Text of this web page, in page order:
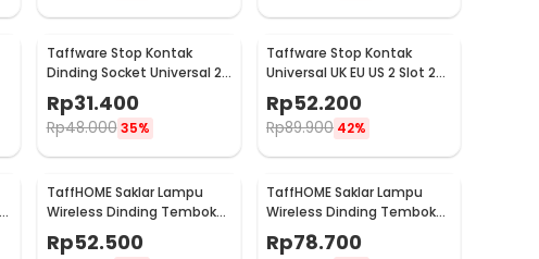
Taffware Stop Kontak
Dinding Socket Universal 2
USB A Switch 250V - LC-19
Rp31.400
Rp48.000 35%
Taffware Stop Kontak
Universal UK EU US 2 Slot 2
USB On/Off Switch - LC-86
Rp52.200
Rp89.900 42%
TaffHOME Saklar Lampu
Wireless Dinding Tembok
Lamp Switch RF 433MHz 1
Gang 1 Receiver - WHK01
Rp52.500
TaffHOME Saklar Lampu
Wireless Dinding Tembok
Lamp Switch RF 433MHz 2
Gang 2 Receiver - WHK01
Rp78.700